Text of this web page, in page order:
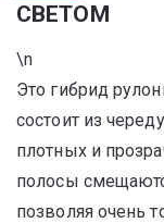
СВЕТОМ
\n
Это гибрид
состоит из
плотных и
полосы
позволяя очень